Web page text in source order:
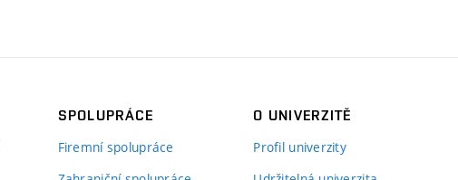
SPOLUPRÁCE
Firemní spolupráce
O UNIVERZITĚ
Profil univerzity